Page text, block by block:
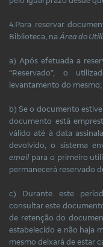
4.Para reservar
Biblioteca, na Área do
a) Após efetuada a
“Reservado”, o
levantamento do mesmo;
b) Se o documento
documento está
válido até à data
devolvido, o sistema
emailpara o primeiro
permanecerá reservado
c) Durante este
consultar este
de retenção do
estabelecido e não haja
mesmo deixará de estar